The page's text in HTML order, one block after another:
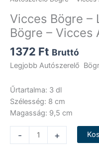
Vicces Bögre –
Bögre – Vicces
1372 Ft Bruttó
Legjobb Autószerelő
Űrtartalma: 3 dl
Szélesség: 8 cm
Magasság: 9,5 cm
-
Bögre
+